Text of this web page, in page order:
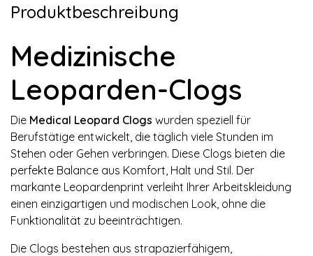
Produktbeschreibung
Medizinische
Leoparden-Clogs
Die Medical Leopard Clogs wurden speziell für
Berufstätige entwickelt, die täglich viele Stunden im
Stehen oder Gehen verbringen. Diese Clogs bieten die
perfekte Balance aus Komfort, Halt und Stil. Der
markante Leopardenprint verleiht Ihrer Arbeitskleidung
einen einzigartigen und modischen Look, ohne die
Funktionalität zu beeinträchtigen.
Die Clogs bestehen aus strapazierfähigem,